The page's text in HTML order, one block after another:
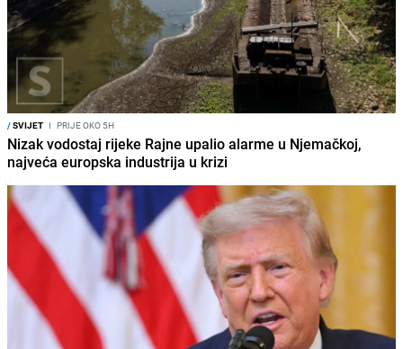
/SVIJET I PRIJE OKO 5H
Nizak vodostaj rijeke Rajne upalio alarme u Njemačkoj,
najveća europska industrija u krizi